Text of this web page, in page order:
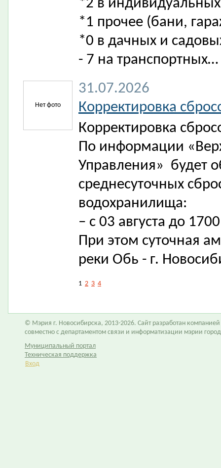
*2 в
*1 прочее (бани,
*0 в дачных и
- 7 на транспортных…
Нет фото
31.07.2026
Корректировка
Корректировка
По информации
Управления» будет
среднесуточных
водохранилища:
– с 03 августа до
При этом суточная
реки Обь - г.
1 2 3 4
© Мэрия г. Новосибирска, 2013-2026. Сайт разработан компанией
совместно с департаментом связи и информатизации мэрии
Муниципальный портал
Техническая поддержка
Вход